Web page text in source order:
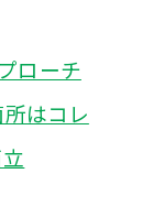
ローチ
はコレ